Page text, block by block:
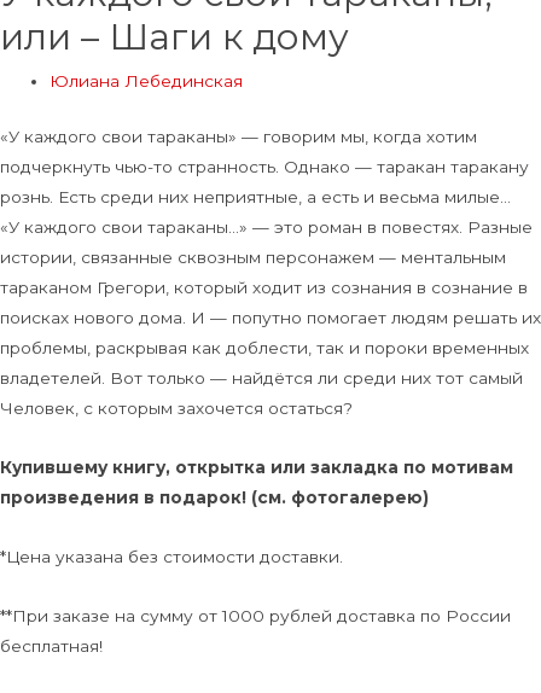
или – Шаги к дому
Юлиана Лебединская
«У каждого свои тараканы» — говорим мы, когда хотим
подчеркнуть чью-то странность. Однако — таракан таракану
рознь. Есть среди них неприятные, а есть и весьма милые…
«У каждого свои тараканы…» — это роман в повестях. Разные
истории, связанные сквозным персонажем — ментальным
тараканом Грегори, который ходит из сознания в сознание в
поисках нового дома. И — попутно помогает людям решать их
проблемы, раскрывая как доблести, так и пороки временных
владетелей. Вот только — найдётся ли среди них тот самый
Человек, с которым захочется остаться?
Купившему книгу, открытка или закладка по мотивам
произведения в подарок! (см. фотогалерею)
*Цена указана без стоимости доставки.
**При заказе на сумму от 1000 рублей доставка по России
бесплатная!